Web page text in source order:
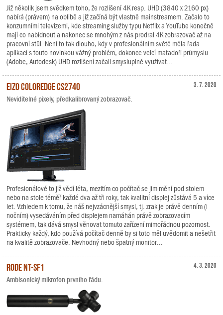
Již několik jsem svědkem toho, že rozlišení 4K resp. UHD (3840 x 2160 px)
nabírá (právem) na oblibě a již začíná být vlastně mainstreamem. Začalo to
konzumními televizemi, kde streaming služby typu Netflix a YouTube konečně
mají co nabídnout a nakonec se mnohým z nás prodral 4K zobrazovač až na
pracovní stůl. Není to tak dlouho, kdy v profesionálním světě měla řada
aplikací s touto novinkou vážný problém, dokonce velcí matadoři průmyslu
(Adobe, Autodesk) UHD rozlišení začali smysluplně využívat...
3. 7. 2020
EIZO ColorEdge CS2740
Neviditelné pixely, předkalibrovaný zobrazovač.
Profesionálové to již vědí léta, mezitím co počítač se jim mění pod stolem
nebo na stole téměř každé dva až tři roky, tak kvalitní displej zůstává 5 a více
let. Vzhledem k tomu, že náš nejvzácnější smysl, tj. zrak je právě denním (i
nočním) vysedáváním před displejem namáhán právě zobrazovacím
systémem, tak dává smysl věnovat tomuto zařízení mimořádnou pozornost.
Prakticky každý, kdo používá počítač denně by si toto měl uvědomit a nešetřit
na kvalitě zobrazovače. Nevhodný nebo špatný monitor...
4. 3. 2020
RODE NT-SF1
Ambisonický mikrofon prvního řádu.